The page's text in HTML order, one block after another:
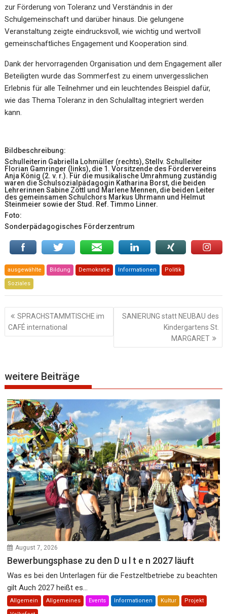
zur Förderung von Toleranz und Verständnis in der
Schulgemeinschaft und darüber hinaus. Die gelungene
Veranstaltung zeigte eindrucksvoll, wie wichtig und wertvoll
gemeinschaftliches Engagement und Kooperation sind.
Dank der hervorragenden Organisation und dem Engagement aller
Beteiligten wurde das Sommerfest zu einem unvergesslichen
Erlebnis für alle Teilnehmer und ein leuchtendes Beispiel dafür,
wie das Thema Toleranz in den Schulalltag integriert werden
kann.
Bildbeschreibung:
Schulleiterin Gabriella Lohmüller (rechts), Stellv. Schulleiter
Florian Gamringer (links), die 1. Vorsitzende des Fördervereins
Anja König (2. v. r.). Für die musikalische Umrahmung zuständig
waren die Schulsozialpädagogin Katharina Borst, die beiden
Lehrerinnen Sabine Zöttl und Marlene Mennen, die beiden Leiter
des gemeinsamen Schulchors Markus Uhrmann und Helmut
Steinmeier sowie der Stud. Ref. Timmo Linner.
Foto:
Sonderpädagogisches Förderzentrum
ausgewählte Bildung Demokratie Informationen Politik
Soziales
Beitragsnavigation
SPRACHSTAMMTISCHE im
CAFÉ international
SANIERUNG statt NEUBAU des
Kindergartens St.
MARGARET
weitere Beiträge
August 7, 2026
Bewerbungsphase zu den D u l t e n 2027 läuft
Was es bei den Unterlagen für die Festzeltbetriebe zu beachten
gilt Auch 2027 heißt es...
Allgemein Allgemeines Events Informationen Kultur Projekt